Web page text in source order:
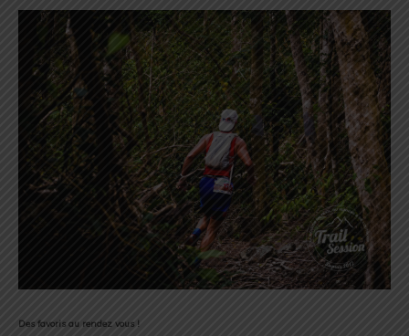
Des favoris au rendez vous !